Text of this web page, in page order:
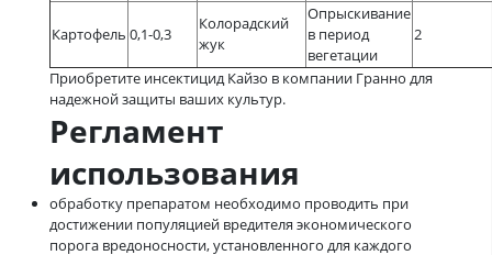
Картофель 0,1-0,3
Колорадский
жук
Опрыскивание
в период
вегетации
2
Приобретите инсектицид Кайзо в компании Гранно для
надежной защиты ваших культур.
Регламент
использования
обработку препаратом необходимо проводить при
достижении популяцией вредителя экономического
порога вредоносности, установленного для каждого